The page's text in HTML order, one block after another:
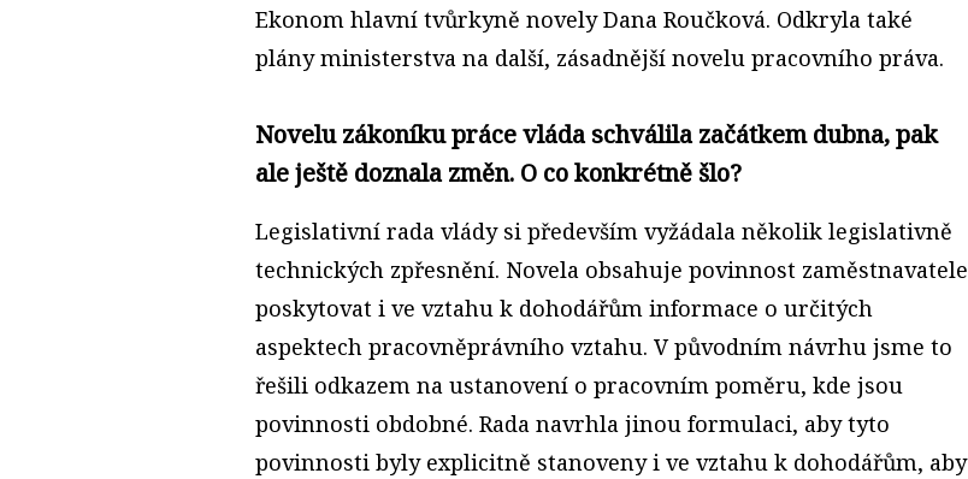
Ekonom hlavní tvůrkyně novely Dana Roučková. Odkryla také
plány ministerstva na další, zásadnější novelu pracovního práva.
Novelu zákoníku práce vláda schválila začátkem dubna, pak
ale ještě doznala změn. O co konkrétně šlo?
Legislativní rada vlády si především vyžádala několik legislativně
technických zpřesnění. Novela obsahuje povinnost zaměstnavatele
poskytovat i ve vztahu k dohodářům informace o určitých
aspektech pracovněprávního vztahu. V původním návrhu jsme to
řešili odkazem na ustanovení o pracovním poměru, kde jsou
povinnosti obdobné. Rada navrhla jinou formulaci, aby tyto
povinnosti byly explicitně stanoveny i ve vztahu k dohodářům, aby